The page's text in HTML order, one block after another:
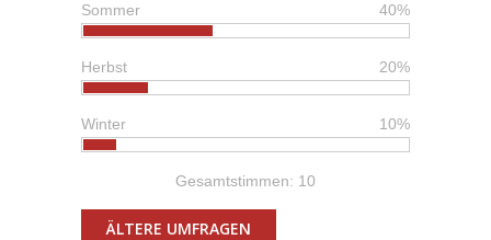
40%
Sommer
20%
Herbst
10%
Winter
Gesamtstimmen: 10
ÄLTERE UMFRAGEN